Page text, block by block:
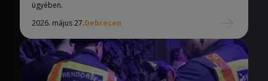
ügyében.
2026. május 27.Debrecen